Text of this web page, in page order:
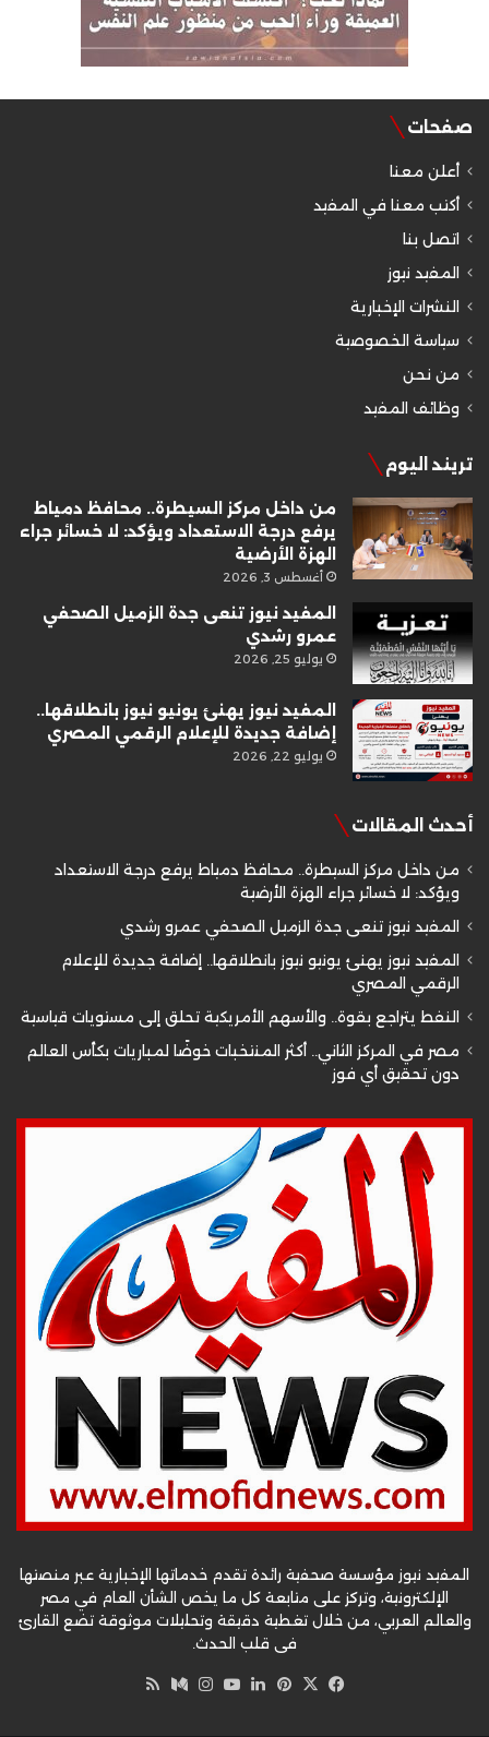
صفحات
أعلن معنا
أكتب معنا في المفيد
اتصل بنا
المفيد نيوز
النشرات الإخبارية
سياسة الخصوصية
من نحن
وظائف المفيد
تريند اليوم
من داخل مركز السيطرة.. محافظ دمياط
يرفع درجة الاستعداد ويؤكد: لا خسائر جراء
الهزة الأرضية
أغسطس 3, 2026
المفيد نيوز تنعى جدة الزميل الصحفي
عمرو رشدي
يوليو 25, 2026
المفيد نيوز يهنئ يونيو نيوز بانطلاقها..
إضافة جديدة للإعلام الرقمي المصري
يوليو 22, 2026
أحدث المقالات
من داخل مركز السيطرة.. محافظ دمياط يرفع درجة الاستعداد
ويؤكد: لا خسائر جراء الهزة الأرضية
المفيد نيوز تنعى جدة الزميل الصحفي عمرو رشدي
المفيد نيوز يهنئ يونيو نيوز بانطلاقها.. إضافة جديدة للإعلام
الرقمي المصري
النفط يتراجع بقوة.. والأسهم الأمريكية تحلق إلى مستويات قياسية
مصر في المركز الثاني.. أكثر المنتخبات خوضًا لمباريات بكأس العالم
دون تحقيق أي فوز
المفيد نيوز مؤسسة صحفية رائدة تقدم خدماتها الإخبارية عبر منصتها
الإلكترونية، وتركز على متابعة كل ما يخص الشأن العام في مصر
والعالم العربي، من خلال تغطية دقيقة وتحليلات موثوقة تضع القارئ
في قلب الحدث.
فيسبوك
‫X بينتيريست
لينكدإن‫YouTube
انستقرام
وسط